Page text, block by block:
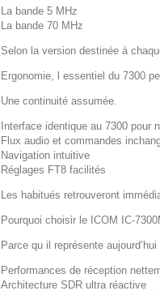
La bande 5 MHz
La bande 70 MHz
Selon la version destinée à
Ergonomie, l essentiel du 7300
Une continuité assumée.
Interface identique au 7300 pour
Flux audio et commandes
Navigation intuitive
Réglages FT8 facilités
Les habitués retrouveront
Pourquoi choisir le ICOM IC-
Parce qu il représente
Performances de réception
Architecture SDR ultra réactive